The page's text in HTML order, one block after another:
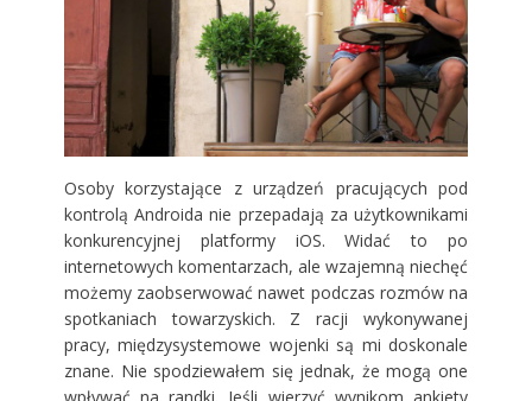
Osoby korzystające z urządzeń pracujących pod
kontrolą Androida nie przepadają za użytkownikami
konkurencyjnej platformy iOS. Widać to po
internetowych komentarzach, ale wzajemną niechęć
możemy zaobserwować nawet podczas rozmów na
spotkaniach towarzyskich. Z racji wykonywanej
pracy, międzysystemowe wojenki są mi doskonale
znane. Nie spodziewałem się jednak, że mogą one